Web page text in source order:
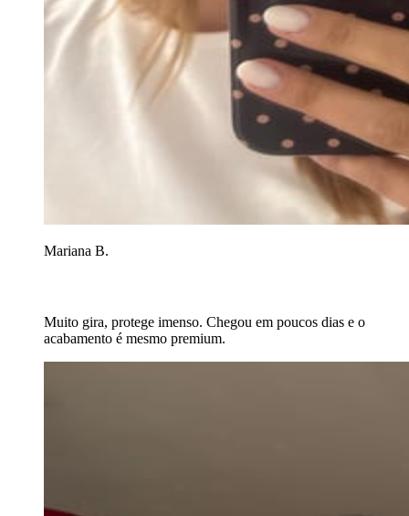
Mariana B.
Muito gira, protege imenso. Chegou em poucos dias e o
acabamento é mesmo premium.